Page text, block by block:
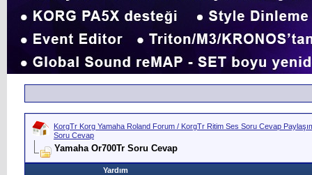
KorgTr Korg Yamaha Roland Forum / KorgTr Ritim Ses Soru Cevap
Soru Cevap
Yamaha Or700Tr Soru Cevap
Yardım